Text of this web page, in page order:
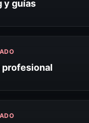
y guías
profesional